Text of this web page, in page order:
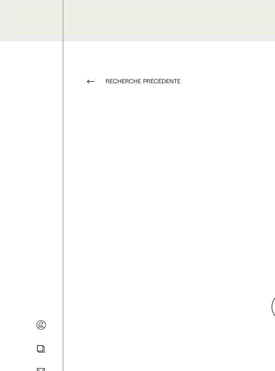
RECHERCHE PRÉCÉDENTE